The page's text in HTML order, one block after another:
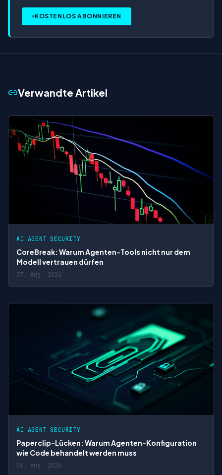
KOSTENLOS ABONNIEREN
Verwandte Artikel
AI AGENT SECURITY
CoreBreak: Warum Agenten-Tools nicht nur dem
Modell vertrauen dürfen
07. Aug. 2026
AI AGENT SECURITY
Paperclip-Lücken: Warum Agenten-Konfiguration
wie Code behandelt werden muss
06. Aug. 2026